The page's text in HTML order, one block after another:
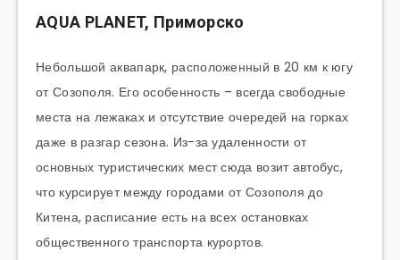
AQUA PLANET, Приморско
Небольшой аквапарк, расположенный в 20 км к югу
от Созополя. Его особенность – всегда свободные
места на лежаках и отсутствие очередей на горках
даже в разгар сезона. Из-за удаленности от
основных туристических мест сюда возит автобус,
что курсирует между городами от Созополя до
Китена, расписание есть на всех остановках
общественного транспорта курортов.